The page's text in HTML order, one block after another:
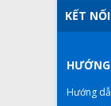
KẾT
Hướng